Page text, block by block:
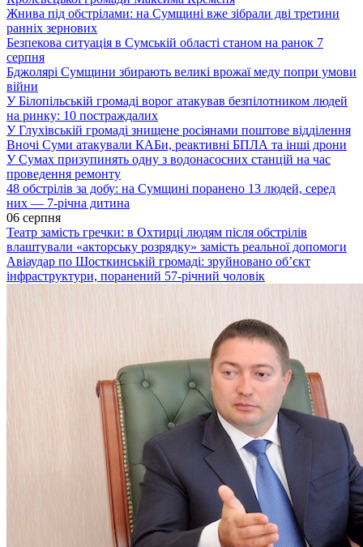
Жнива під обстрілами: на Сумщині вже зібрали дві третини
ранніх зернових
Безпекова ситуація в Сумській області станом на ранок 7
серпня
Бджолярі Сумщини збирають великі врожаї меду попри умови
війни
У Білопільській громаді ворог атакував безпілотником людей
на ринку: 10 постраждалих
У Глухівській громаді знищене росіянами поштове відділення
Вночі Суми атакували КАБи, реактивні БПЛА та інші дрони
У Сумах призупинять одну з водонасосних станцій на час
проведення ремонту
48 обстрілів за добу: на Сумщині поранено 13 людей, серед
них — 7-річна дитина
06 серпня
Театр замість гречки: в Охтирці людям після обстрілів
влаштували «акторську розрядку» замість реальної допомоги
Авіаудар по Шосткинській громаді: зруйновано об’єкт
інфраструктури, поранений 57-річний чоловік